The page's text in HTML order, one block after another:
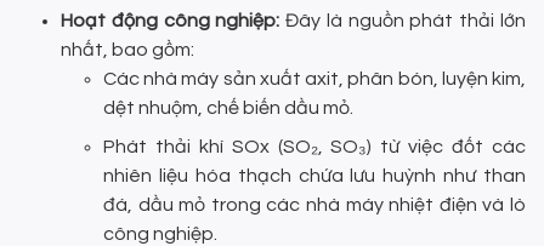
Hoạt động công nghiệp:Đây là nguồn phát thải lớn
nhất, bao gồm:
Các nhà máy sản xuất axit, phân bón, luyện kim,
dệt nhuộm, chế biến dầu mỏ.
Phát thải khí SOx (SO₂, SO₃) từ việc đốt các
nhiên liệu hóa thạch chứa lưu huỳnh như than
đá, dầu mỏ trong các nhà máy nhiệt điện và lò
công nghiệp.